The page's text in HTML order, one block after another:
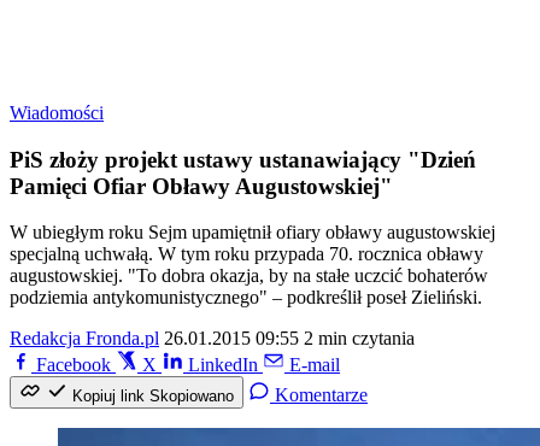
Wiadomości
PiS złoży projekt ustawy ustanawiający "Dzień
Pamięci Ofiar Obławy Augustowskiej"
W ubiegłym roku Sejm upamiętnił ofiary obławy augustowskiej
specjalną uchwałą. W tym roku przypada 70. rocznica obławy
augustowskiej. "To dobra okazja, by na stałe uczcić bohaterów
podziemia antykomunistycznego" – podkreślił poseł Zieliński.
Redakcja Fronda.pl 26.01.2015 09:55 2 min czytania
Facebook
X LinkedIn E-mail
Kopiuj link Skopiowano Komentarze